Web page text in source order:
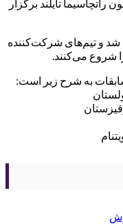
تایلند برگزار
برگزار خواهد شد و تیم‌های شرکت‌کننده
شروع می‌کنند.
به شرح زیر است: